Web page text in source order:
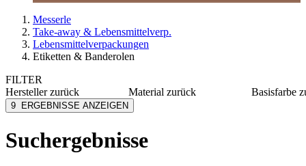
Messerle
Take-away & Lebensmittelverp.
Lebensmittelverpackungen
Etiketten & Banderolen
FILTER
Herstellerzurück
LOGISCH ÖKO
mmmhh...
Material zurück
Basisfarbe
9 ERGEBNISSE ANZEIGEN
Suchergebnisse